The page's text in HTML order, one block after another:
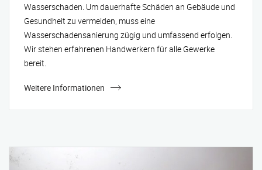
Wasserschaden. Um dauerhafte Schäden an Gebäude und
Gesundheit zu vermeiden, muss eine
Wasserschadensanierung zügig und umfassend erfolgen.
Wir stehen erfahrenen Handwerkern für alle Gewerke
bereit.
Weitere Informationen